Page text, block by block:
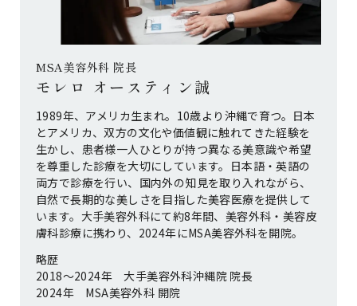
MSA美容外科 院長
モレロ オースティン誠
1989年、アメリカ生まれ。10歳より沖縄で育つ。日本
とアメリカ、双方の文化や価値観に触れてきた経験を
生かし、患者様一人ひとりが持つ異なる美意識や希望
を尊重した診療を大切にしています。日本語・英語の
両方で診療を行い、国内外の知見を取り入れながら、
自然で長期的な美しさを目指した美容医療を提供して
います。大手美容外科にて約8年間、美容外科・美容皮
膚科診療に携わり、2024年にMSA美容外科を開院。
略歴
2018〜2024年 大手美容外科沖縄院 院長
2024年 MSA美容外科 開院